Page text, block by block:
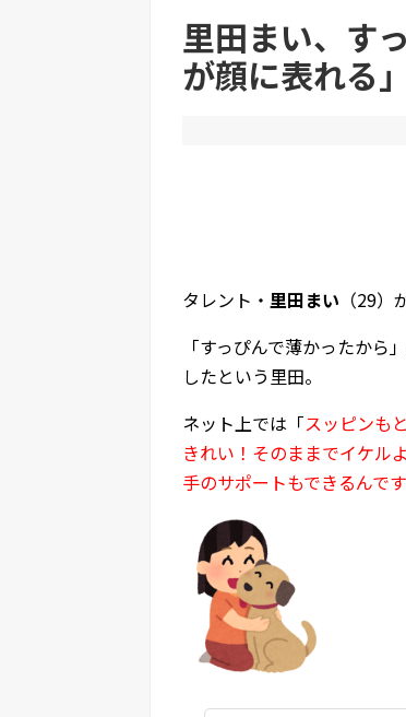
里田まい、す
が顔に表れる
タレント・ 里田まい （29
「すっぴんで薄かったか
したという里田。
ネット上では「スッピンも
きれい！そのままでイケル
手のサポートもできるんで